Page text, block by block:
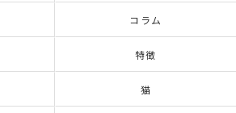
コラム
特徴
猫